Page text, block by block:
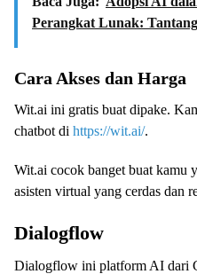
Perangkat Lunak:
Cara Akses dan Harga
Wit.ai ini gratis buat dipake.
chatbot di https://wit.ai/.
Wit.ai cocok banget buat kamu
asisten virtual yang cerdas dan
Dialogflow
Dialogflow ini platform AI dari